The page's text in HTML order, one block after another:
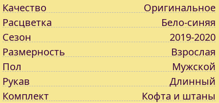
Качество
Оригинальное
Расцветка
Бело-синяя
Сезон
2019-2020
Размерность
Взрослая
Пол
Мужской
Рукав
Длинный
Комплект
Кофта и штаны